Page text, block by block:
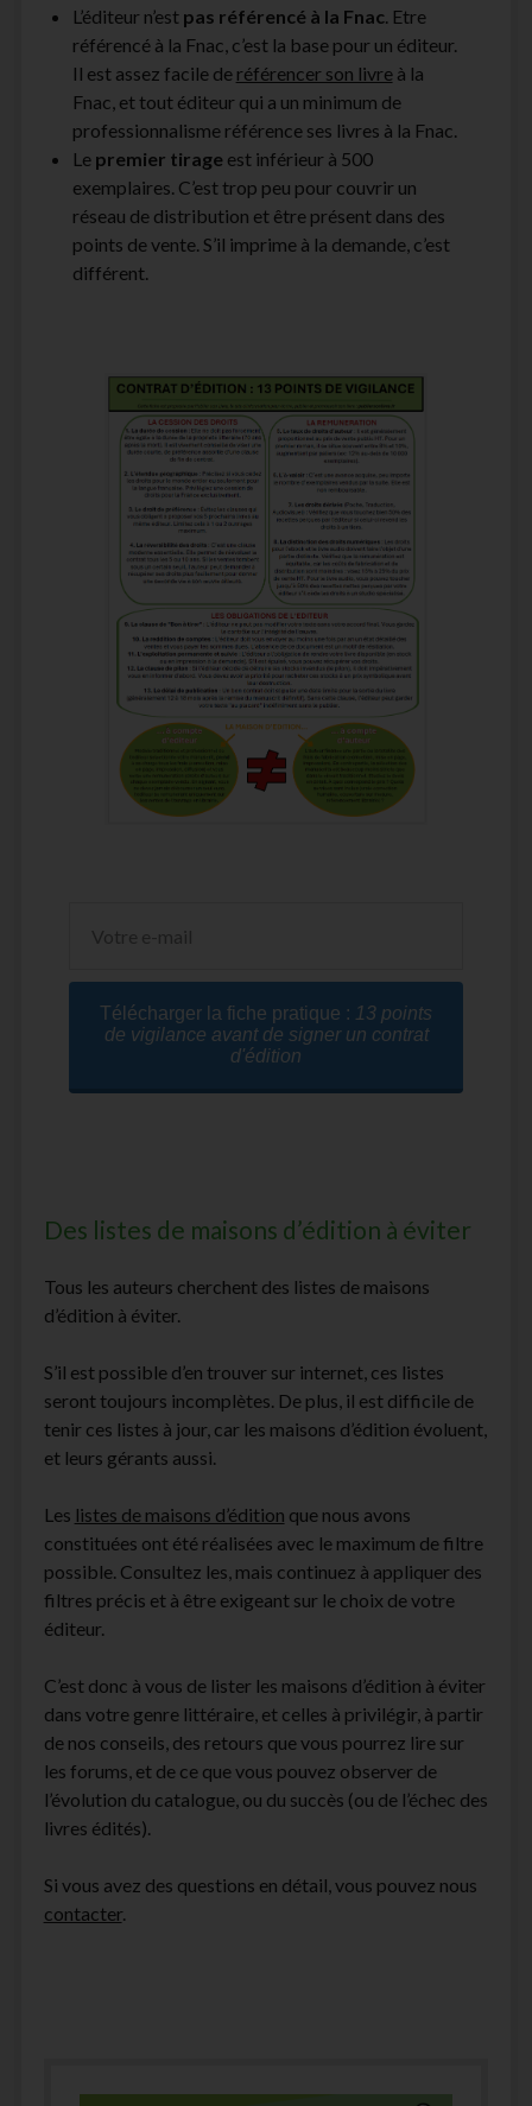
L’éditeur n’est pas référencé à la Fnac. Etre
référencé à la Fnac, c’est la base pour un éditeur.
Il est assez facile de référencer son livreà la
Fnac, et tout éditeur qui a un minimum de
professionnalisme référence ses livres à la Fnac.
Le premier tirage est inférieur à 500
exemplaires. C’est trop peu pour couvrir un
réseau de distribution et être présent dans des
points de vente. S’il imprime à la demande, c’est
différent.
Télécharger la fiche pratique : 13 points
de vigilance avant de signer un contrat
d'édition
Des listes de maisons d’édition à éviter
Tous les auteurs cherchent des listes de maisons
d’édition à éviter.
S’il est possible d’en trouver sur internet, ces listes
seront toujours incomplètes. De plus, il est difficile de
tenir ces listes à jour, car les maisons d’édition évoluent,
et leurs gérants aussi.
Les listes de maisons d’édition que nous avons
constituées ont été réalisées avec le maximum de filtre
possible. Consultez les, mais continuez à appliquer des
filtres précis et à être exigeant sur le choix de votre
éditeur.
C’est donc à vous de lister les maisons d’édition à éviter
dans votre genre littéraire, et celles à privilégir, à partir
de nos conseils, des retours que vous pourrez lire sur
les forums, et de ce que vous pouvez observer de
l’évolution du catalogue, ou du succès (ou de l’échec des
livres édités).
Si vous avez des questions en détail, vous pouvez nous
contacter.